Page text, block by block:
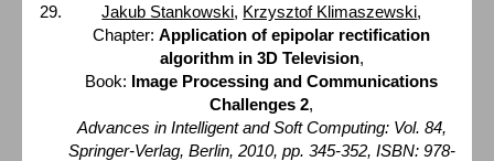
Jakub Stankowski, Krzysztof Klimaszewski,
Chapter:Application of epipolar rectification
algorithm in 3D Television,
Book: Image Processing and Communications
Challenges 2,
Advances in Intelligent and Soft Computing: Vol. 84,
Springer-Verlag, Berlin, 2010, pp. 345-352, ISBN: 978-